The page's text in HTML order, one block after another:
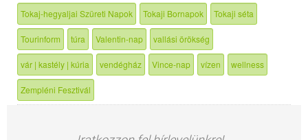
Tokaj-hegyaljai Szüreti Napok Tokaji Bornapok Tokaji séta
Tourinform túra Valentin-nap vallási örökség
vár | kastély | kúria vendégház Vince-nap vízen wellness
Zempléni Fesztivál